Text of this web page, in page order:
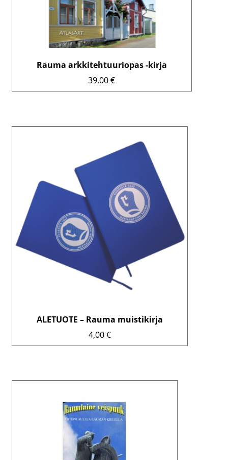
Rauma arkkitehtuuriopas -kirja
39,00€
ALETUOTE – Rauma muistikirja
4,00€